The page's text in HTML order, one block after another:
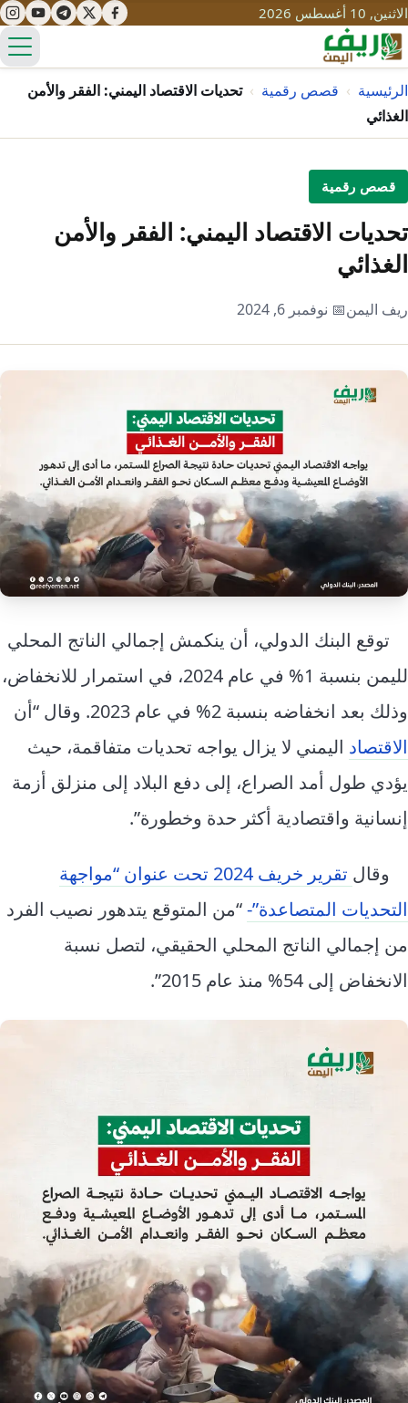
الاثنين, 10 أغسطس 2026
صحة
مياه
طرُق
تنمية
قصص نجاح
مبادرات
سياحة
تراث
ثقافة
حلول
إرشاد زراعي
قصة
قصص رقمية
تقارير صور
الرئيسية › قصص رقمية › تحديات الاقتصاد اليمني: الفقر والأمن
الغذائي
قصص رقمية
تحديات الاقتصاد اليمني: الفقر والأمن
الغذائي
ريف اليمن📅 نوفمبر 6, 2024
توقع البنك الدولي، أن ينكمش إجمالي الناتج المحلي
لليمن بنسبة 1% في عام 2024، في استمرار للانخفاض،
وذلك بعد انخفاضه بنسبة 2% في عام 2023. وقال “أن
الاقتصاد اليمني لا يزال يواجه تحديات متفاقمة، حيث
يؤدي طول أمد الصراع، إلى دفع البلاد إلى منزلق أزمة
إنسانية واقتصادية أكثر حدة وخطورة”.
وقال
تقرير خريف 2024 تحت عنوان “مواجهة
التحديات المتصاعدة”-“من المتوقع يتدهور نصيب الفرد
من إجمالي الناتج المحلي الحقيقي، لتصل نسبة
الانخفاض إلى 54% منذ عام 2015”.